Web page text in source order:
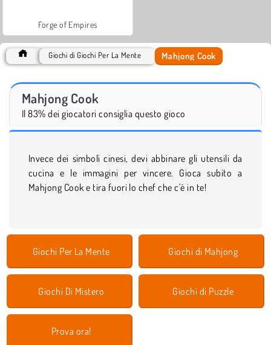
Forge of Empires
Giochi di Giochi Per La Mente Mahjong Cook
Mahjong Cook
Il 83% dei giocatori consiglia questo gioco
Invece dei simboli cinesi, devi abbinare gli utensili da
cucina e le immagini per vincere. Gioca subito a
Mahjong Cook e tira fuori lo chef che c'è in te!
Giochi Per La Mente Giochi di Mahjong
Giochi Di Mistero Giochi di Puzzle
Prova ora!